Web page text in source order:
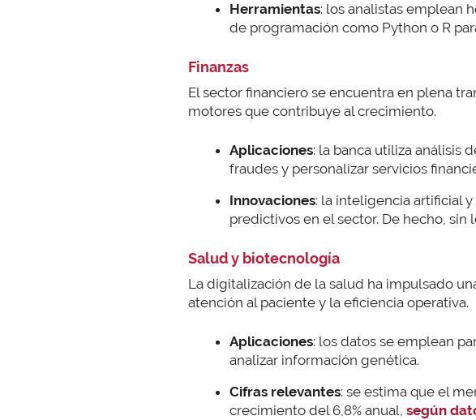
Herramientas: los analistas emplean
de programación como Python o R
Finanzas
El sector financiero se encuentra en plena
motores que contribuye al crecimiento.
Aplicaciones: la banca utiliza análisis
fraudes y personalizar servicios
Innovaciones: la inteligencia artificial
predictivos en el sector. De hecho,
Salud y biotecnología
La digitalización de la salud ha impulsado
atención al paciente y la eficiencia operativa.
Aplicaciones: los datos se emplean
analizar información genética.
Cifras relevantes: se estima que el
crecimiento del 6,8% anual, según